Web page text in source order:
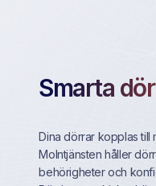
Smarta
Dina dörrar kopplas till
Molntjänsten håller
behörigheter och